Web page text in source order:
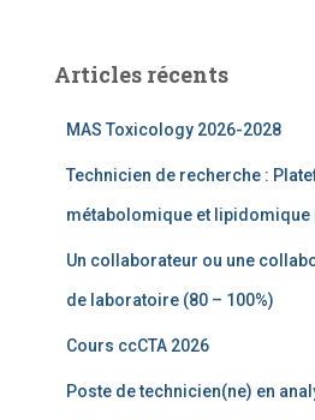
rArticles récents
MAS Toxicology 2026-2028
Technicien de recherche :
métabolomique et lipidomique
Un collaborateur ou une
de laboratoire (80 – 100%)
Cours ccCTA 2026
Poste de technicien(ne) en